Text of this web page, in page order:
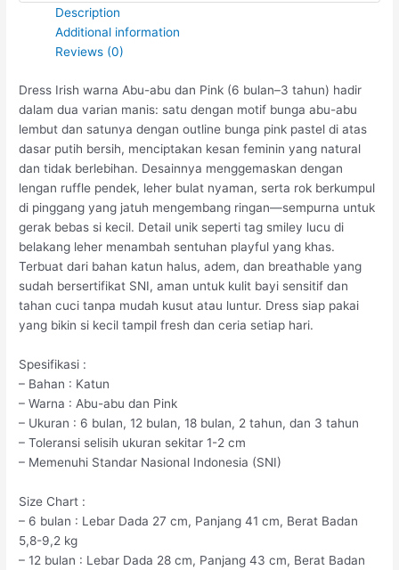
Description
Additional information
Reviews (0)
Dress Irish warna Abu-abu dan Pink (6 bulan–3 tahun) hadir
dalam dua varian manis: satu dengan motif bunga abu-abu
lembut dan satunya dengan outline bunga pink pastel di atas
dasar putih bersih, menciptakan kesan feminin yang natural
dan tidak berlebihan. Desainnya menggemaskan dengan
lengan ruffle pendek, leher bulat nyaman, serta rok berkumpul
di pinggang yang jatuh mengembang ringan—sempurna untuk
gerak bebas si kecil. Detail unik seperti tag smiley lucu di
belakang leher menambah sentuhan playful yang khas.
Terbuat dari bahan katun halus, adem, dan breathable yang
sudah bersertifikat SNI, aman untuk kulit bayi sensitif dan
tahan cuci tanpa mudah kusut atau luntur. Dress siap pakai
yang bikin si kecil tampil fresh dan ceria setiap hari.
Spesifikasi :
– Bahan : Katun
– Warna : Abu-abu dan Pink
– Ukuran : 6 bulan, 12 bulan, 18 bulan, 2 tahun, dan 3 tahun
– Toleransi selisih ukuran sekitar 1-2 cm
– Memenuhi Standar Nasional Indonesia (SNI)
Size Chart :
– 6 bulan : Lebar Dada 27 cm, Panjang 41 cm, Berat Badan
5,8-9,2 kg
– 12 bulan : Lebar Dada 28 cm, Panjang 43 cm, Berat Badan